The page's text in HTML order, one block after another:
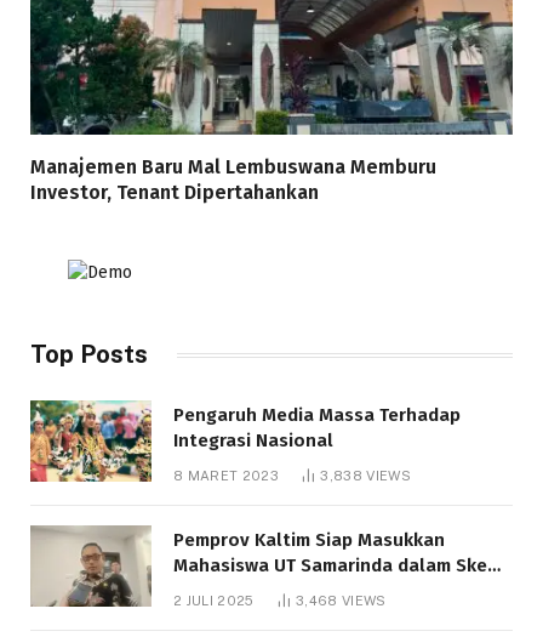
Manajemen Baru Mal Lembuswana Memburu
Investor, Tenant Dipertahankan
Top Posts
Pengaruh Media Massa Terhadap
Integrasi Nasional
8 MARET 2023 3,838VIEWS
Pemprov Kaltim Siap Masukkan
Mahasiswa UT Samarinda dalam Skema
Bantuan Pendidikan Gratispol
2 JULI 2025 3,468 VIEWS